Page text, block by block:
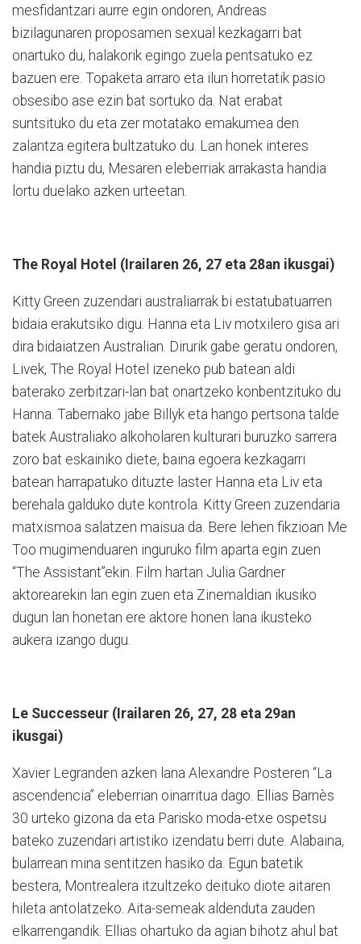
mesfidantzari aurre egin ondoren, Andreas
bizilagunaren proposamen sexual kezkagarri bat
onartuko du, halakorik egingo zuela pentsatuko ez
bazuen ere. Topaketa arraro eta ilun horretatik pasio
obsesibo ase ezin bat sortuko da. Nat erabat
suntsituko du eta zer motatako emakumea den
zalantza egitera bultzatuko du. Lan honek interes
handia piztu du, Mesaren eleberriak arrakasta handia
lortu duelako azken urteetan.
The Royal Hotel (Irailaren 26, 27 eta 28an ikusgai)
Kitty Green zuzendari australiarrak bi estatubatuarren
bidaia erakutsiko digu. Hanna eta Liv motxilero gisa ari
dira bidaiatzen Australian. Dirurik gabe geratu ondoren,
Livek, The Royal Hotel izeneko pub batean aldi
baterako zerbitzari-lan bat onartzeko konbentzituko du
Hanna. Tabernako jabe Billyk eta hango pertsona talde
batek Australiako alkoholaren kulturari buruzko sarrera
zoro bat eskainiko diete, baina egoera kezkagarri
batean harrapatuko dituzte laster Hanna eta Liv eta
berehala galduko dute kontrola. Kitty Green zuzendaria
matxismoa salatzen maisua da. Bere lehen fikzioan Me
Too mugimenduaren inguruko film aparta egin zuen
“The Assistant”ekin. Film hartan Julia Gardner
aktorearekin lan egin zuen eta Zinemaldian ikusiko
dugun lan honetan ere aktore honen lana ikusteko
aukera izango dugu.
Le Successeur (Irailaren 26, 27, 28 eta 29an
ikusgai)
Xavier Legranden azken lana Alexandre Posteren “La
ascendencia” eleberrian oinarritua dago. Ellias Barnès
30 urteko gizona da eta Parisko moda-etxe ospetsu
bateko zuzendari artistiko izendatu berri dute. Alabaina,
bularrean mina sentitzen hasiko da. Egun batetik
bestera, Montrealera itzultzeko deituko diote aitaren
hileta antolatzeko. Aita-semeak aldenduta zauden
elkarrengandik. Ellias ohartuko da agian bihotz ahul bat